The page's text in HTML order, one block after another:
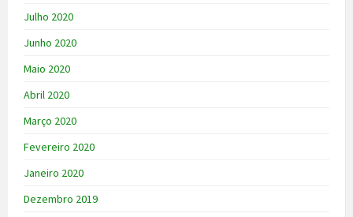
Julho 2020
Junho 2020
Maio 2020
Abril 2020
Março 2020
Fevereiro 2020
Janeiro 2020
Dezembro 2019